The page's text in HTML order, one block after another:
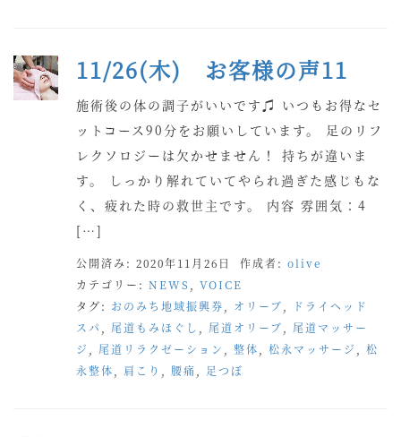
11/26(木) お客様の声11
施術後の体の調子がいいです♫ いつもお得なセ
ットコース90分をお願いしています。 足のリフ
レクソロジーは欠かせません！ 持ちが違いま
す。 しっかり解れていてやられ過ぎた感じもな
く、疲れた時の救世主です。 内容 雰囲気：4
[…]
公開済み: 2020年11月26日 作成者: olive
カテゴリー: NEWS
VOICE
タグ: おのみち地域振興券 オリーブ
ドライヘッド
スパ
尾道もみほぐし 尾道オリーブ
尾道マッサー
ジ
尾道リラクゼーション 整体 松永マッサージ
松
永整体
肩こり 腰痛 足つぼ